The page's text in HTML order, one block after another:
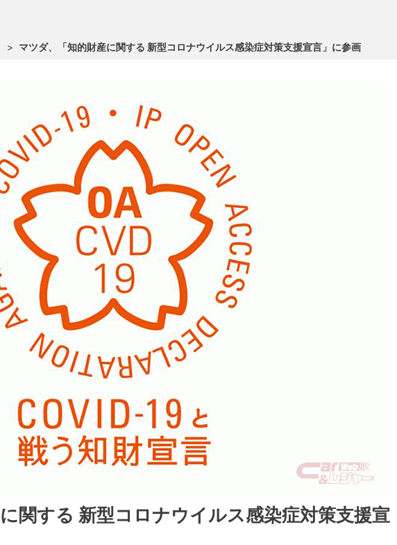
> マツダ、「知的財産に関する 新型コロナウイルス感染症対策支援宣言」に参画
関する 新型コロナウイルス感染症対策支援宣